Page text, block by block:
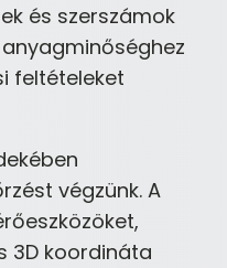
és szerszámok
feltételeket
végzünk. A
3D koordináta